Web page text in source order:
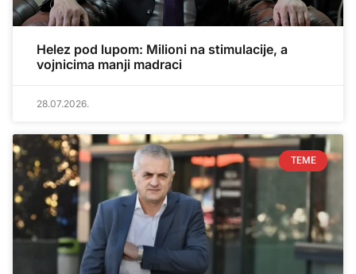
Helez pod lupom: Milioni na stimulacije, a
vojnicima manji madraci
28.07.2026.
TEME